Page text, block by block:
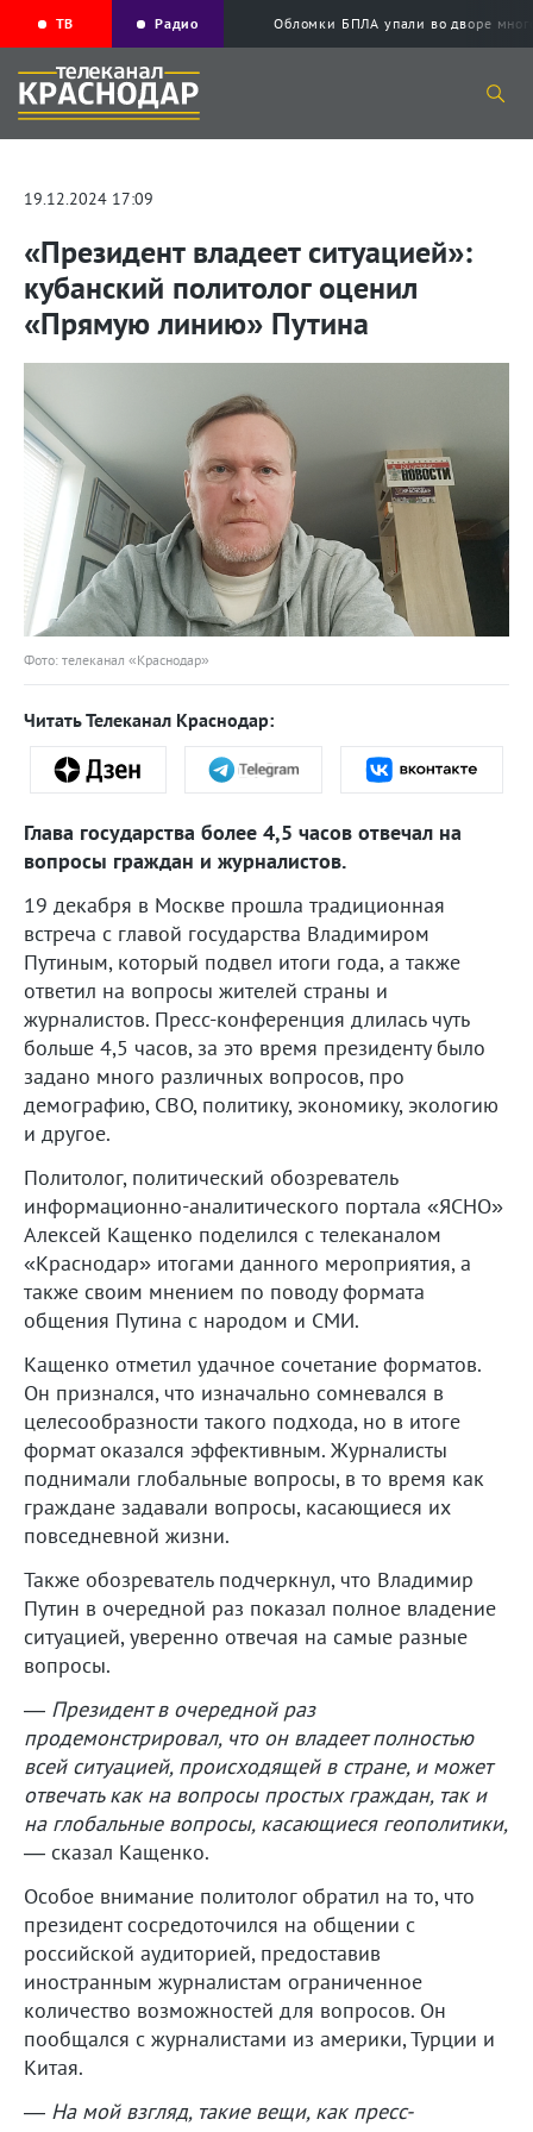
ТВ Радио Обломки БПЛА упали во дворе
19.12.2024 17:09
«Президент владеет ситуацией»:
кубанский политолог оценил
«Прямую линию» Путина
Фото: телеканал «Краснодар»
Читать Телеканал Краснодар:
Глава государства более 4,5 часов отвечал на
вопросы граждан и журналистов.
19 декабря в Москве прошла традиционная
встреча с главой государства Владимиром
Путиным, который подвел итоги года, а также
ответил на вопросы жителей страны и
журналистов. Пресс-конференция длилась чуть
больше 4,5 часов, за это время президенту было
задано много различных вопросов, про
демографию, СВО, политику, экономику, экологию
и другое.
Политолог, политический обозреватель
информационно-аналитического портала «ЯСНО»
Алексей Кащенко поделился с телеканалом
«Краснодар» итогами данного мероприятия, а
также своим мнением по поводу формата
общения Путина с народом и СМИ.
Кащенко отметил удачное сочетание форматов.
Он признался, что изначально сомневался в
целесообразности такого подхода, но в итоге
формат оказался эффективным. Журналисты
поднимали глобальные вопросы, в то время как
граждане задавали вопросы, касающиеся их
повседневной жизни.
Также обозреватель подчеркнул, что Владимир
Путин в очередной раз показал полное владение
ситуацией, уверенно отвечая на самые разные
вопросы.
— Президент в очередной раз
продемонстрировал, что он владеет полностью
всей ситуацией, происходящей в стране, и может
отвечать как на вопросы простых граждан, так и
на глобальные вопросы, касающиеся геополитики,
— сказал Кащенко.
Особое внимание политолог обратил на то, что
президент сосредоточился на общении с
российской аудиторией, предоставив
иностранным журналистам ограниченное
количество возможностей для вопросов. Он
пообщался с журналистами из америки, Турции и
Китая.
— На мой взгляд, такие вещи, как пресс-